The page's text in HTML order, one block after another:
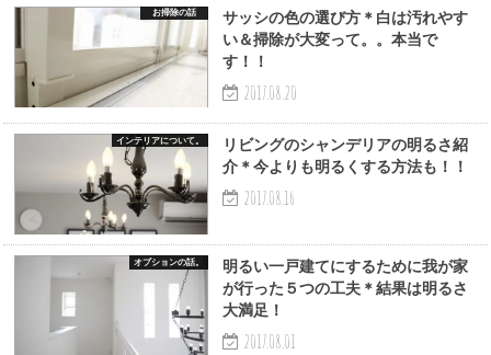
お掃除の話
サッシの色の選び方＊白は汚れやす
い＆掃除が大変って。。本当で
す！！
2017.08.20
インテリアについて。
リビングのシャンデリアの明るさ紹
介＊今よりも明るくする方法も！！
2017.08.16
オプションの話。
明るい一戸建てにするために我が家
が行った５つの工夫＊結果は明るさ
大満足！
2017.08.01